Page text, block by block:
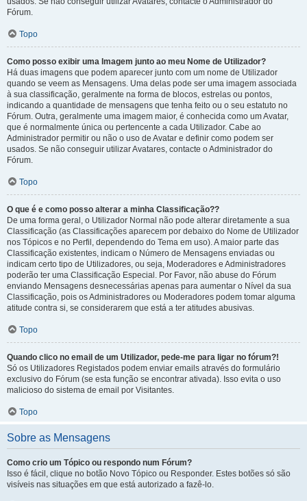
Fórum.
Topo
Como posso exibir uma Imagem junto ao meu Nome de Utilizador?
Há duas imagens que podem aparecer junto com um nome de Utilizador
quando se veem as Mensagens. Uma delas pode ser uma imagem associada
à sua classificação, geralmente na forma de blocos, estrelas ou pontos,
indicando a quantidade de mensagens que tenha feito ou o seu estatuto no
Fórum. Outra, geralmente uma imagem maior, é conhecida como um Avatar,
que é normalmente única ou pertencente a cada Utilizador. Cabe ao
Administrador permitir ou não o uso de Avatar e definir como podem ser
usados. Se não conseguir utilizar Avatares, contacte o Administrador do
Fórum.
Topo
O que é e como posso alterar a minha Classificação??
De uma forma geral, o Utilizador Normal não pode alterar diretamente a sua
Classificação (as Classificações aparecem por debaixo do Nome de Utilizador
nos Tópicos e no Perfil, dependendo do Tema em uso). A maior parte das
Classificação existentes, indicam o Número de Mensagens enviadas ou
indicam certo tipo de Utilizadores, ou seja, Moderadores e Administradores
poderão ter uma Classificação Especial. Por Favor, não abuse do Fórum
enviando Mensagens desnecessárias apenas para aumentar o Nível da sua
Classificação, pois os Administradores ou Moderadores podem tomar alguma
atitude contra si, se considerarem que está a ter atitudes abusivas.
Topo
Quando clico no email de um Utilizador, pede-me para ligar no fórum?!
Só os Utilizadores Registados podem enviar emails através do formulário
exclusivo do Fórum (se esta função se encontrar ativada). Isso evita o uso
malicioso do sistema de email por Visitantes.
Topo
Sobre as Mensagens
Como crio um Tópico ou respondo num Fórum?
Isso é fácil, clique no botão Novo Tópico ou Responder. Estes botões só são
visíveis nas situações em que está autorizado a fazê-lo.